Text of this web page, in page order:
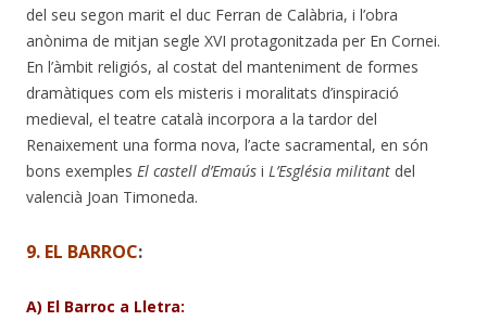
del seu segon marit el duc Ferran de Calàbria, i l’obra
anònima de mitjan segle XVI protagonitzada per En Cornei.
En l’àmbit religiós, al costat del manteniment de formes
dramàtiques com els misteris i moralitats d’inspiració
medieval, el teatre català incorpora a la tardor del
Renaixement una forma nova, l’acte sacramental, en són
bons exemples El castell d’Emaús i L’Església militant del
valencià Joan Timoneda.
9. EL BARROC:
A) El Barroc a Lletra: